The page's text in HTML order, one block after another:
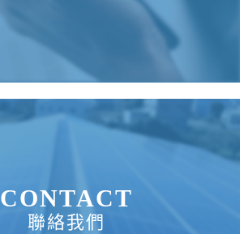
CONTACT
聯絡我們